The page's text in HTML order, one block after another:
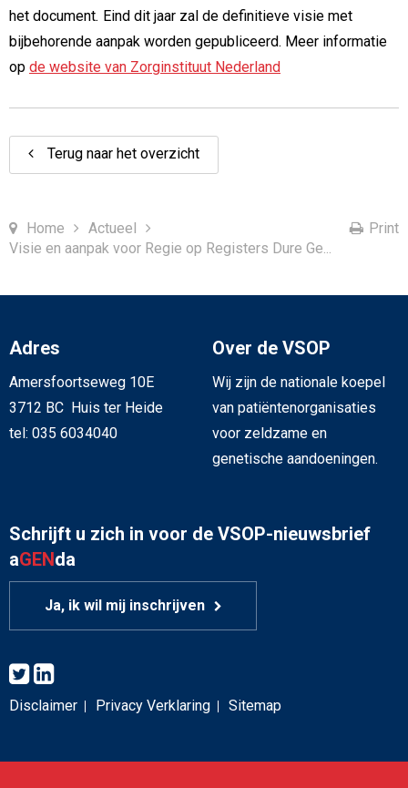
het document. Eind dit jaar zal de definitieve visie met
bijbehorende aanpak worden gepubliceerd. Meer informatie
op de website van Zorginstituut Nederland
Terug naar het overzicht
Home
Actueel
Visie en aanpak voor Regie op Registers Dure Ge...
Print
Adres
Amersfoortseweg 10E
3712 BC Huis ter Heide
tel: 035 6034040
Over de VSOP
Wij zijn de nationale koepel
van patiëntenorganisaties
voor zeldzame en
genetische aandoeningen.
Schrijft u zich in voor de VSOP-nieuwsbrief
aGENda
Ja, ik wil mij inschrijven
Disclaimer Privacy Verklaring Sitemap